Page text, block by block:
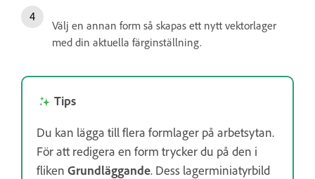
Välj en annan form så skapas ett nytt vektorlager
med din aktuella färginställning.
Tips
Du kan lägga till flera formlager på arbetsytan.
För att redigera en form trycker du på den i
fliken Grundläggande. Dess lagerminiatyrbild